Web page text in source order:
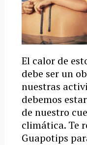
El calor de
debe ser un
nuestras
debemos
de nuestro
climática. Te
Guapotips